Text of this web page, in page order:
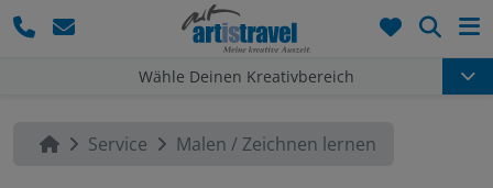
Wähle Deinen Kreativbereich
Service Malen / Zeichnen lernen